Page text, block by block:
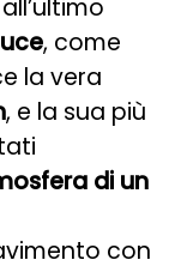
, come
la vera
, e la sua più
di un
con